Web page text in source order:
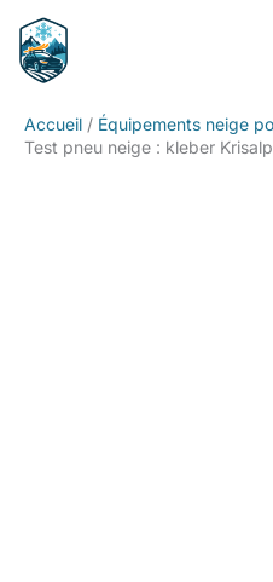
contenu
Accueil
Équipements neige
Test pneu neige : kleber
Rechercher